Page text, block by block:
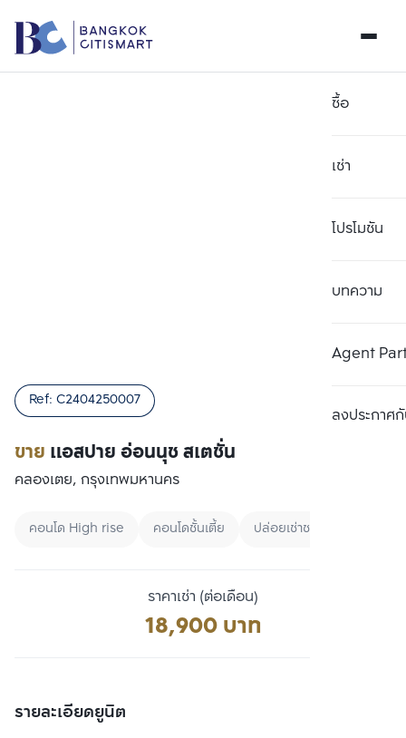
ซื้อ
เช่า
โปรโมชัน
บทความ
Agent
ลงประกาศกั
ขาย แอสปาย อ่อนนุช สเตชั่น
Ref: C2404250007
คลองเตย, กรุงเทพมหานคร
คอนโด High rise คอนโดชั้นเตี้ย ปล่อยเช่าชาวต่างชาติ
ราคาเช่า (ต่อเดือน)
18,900 บาท
รายละเอียดยูนิต
เปรียบเทียบ